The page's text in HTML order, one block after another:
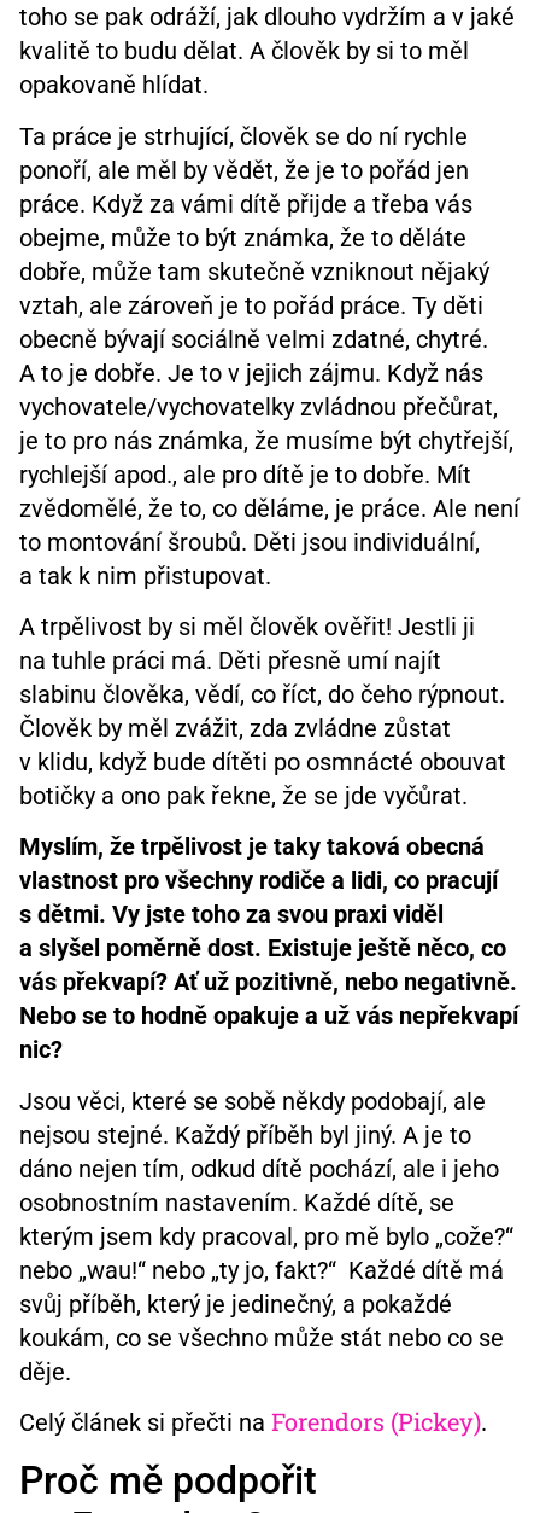
toho se pak odráží, jak dlouho vydržím a v jaké
kvalitě to budu dělat. A člověk by si to měl
opakovaně hlídat.
Ta práce je strhující, člověk se do ní rychle
ponoří, ale měl by vědět, že je to pořád jen
práce. Když za vámi dítě přijde a třeba vás
obejme, může to být známka, že to děláte
dobře, může tam skutečně vzniknout nějaký
vztah, ale zároveň je to pořád práce. Ty děti
obecně bývají sociálně velmi zdatné, chytré.
A to je dobře. Je to v jejich zájmu. Když nás
vychovatele/vychovatelky zvládnou přečůrat,
je to pro nás známka, že musíme být chytřejší,
rychlejší apod., ale pro dítě je to dobře. Mít
zvědomělé, že to, co děláme, je práce. Ale není
to montování šroubů. Děti jsou individuální,
a tak k nim přistupovat.
A trpělivost by si měl člověk ověřit! Jestli ji
na tuhle práci má. Děti přesně umí najít
slabinu člověka, vědí, co říct, do čeho rýpnout.
Člověk by měl zvážit, zda zvládne zůstat
v klidu, když bude dítěti po osmnácté obouvat
botičky a ono pak řekne, že se jde vyčůrat.
Myslím, že trpělivost je taky taková obecná
vlastnost pro všechny rodiče a lidi, co pracují
s dětmi. Vy jste toho za svou praxi viděl
a slyšel poměrně dost. Existuje ještě něco, co
vás překvapí? Ať už pozitivně, nebo negativně.
Nebo se to hodně opakuje a už vás nepřekvapí
nic?
Jsou věci, které se sobě někdy podobají, ale
nejsou stejné. Každý příběh byl jiný. A je to
dáno nejen tím, odkud dítě pochází, ale i jeho
osobnostním nastavením. Každé dítě, se
kterým jsem kdy pracoval, pro mě bylo „cože?“
nebo „wau!“ nebo „ty jo, fakt?“ Každé dítě má
svůj příběh, který je jedinečný, a pokaždé
koukám, co se všechno může stát nebo co se
děje.
Celý článek si přečti na Forendors (Pickey).
Proč mě podpořit